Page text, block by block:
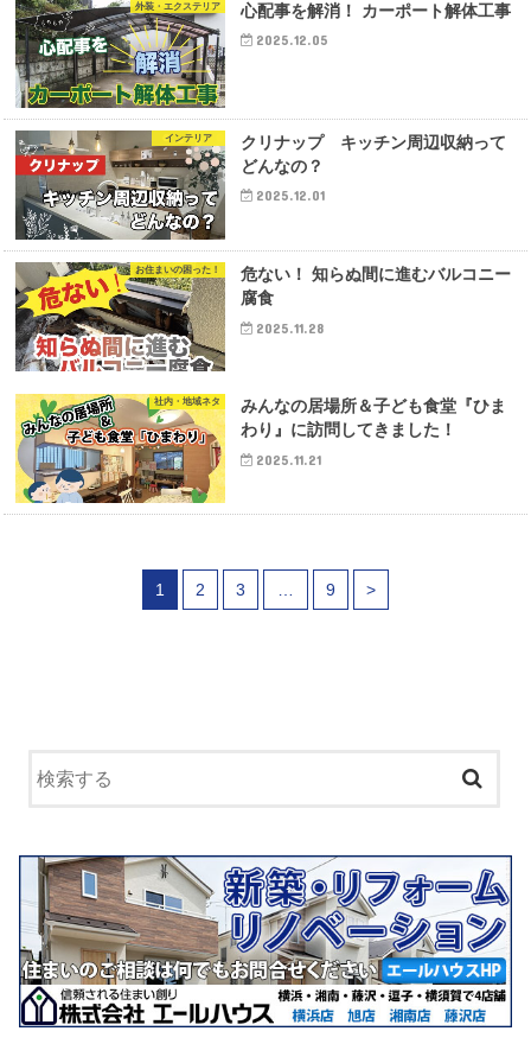
外装・エクステリア 心配事を解消！ カーポート解体工事
2025.12.05
インテリア
クリナップ キッチン周辺収納って
どんなの？
2025.12.01
お住まいの困った！
危ない！ 知らぬ間に進むバルコニー
腐食
2025.11.28
社内・地域ネタ
みんなの居場所＆子ども食堂『ひま
わり』に訪問してきました！
2025.11.21
1 2 3 9 >